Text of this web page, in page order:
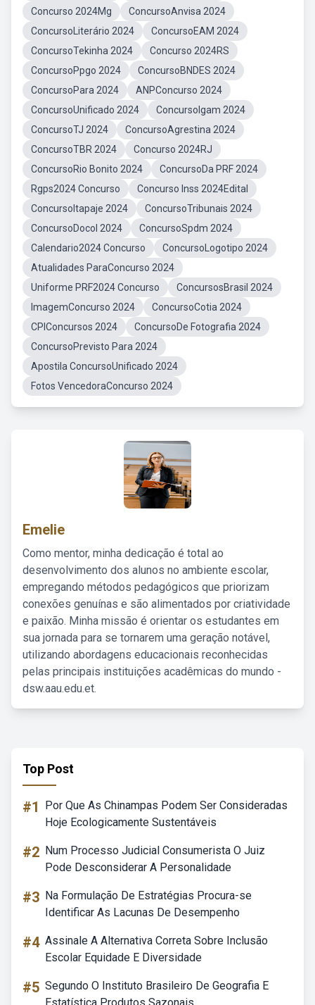
Concurso 2024Mg
ConcursoAnvisa 2024
ConcursoLiterário 2024
ConcursoEAM 2024
ConcursoTekinha 2024
Concurso 2024RS
ConcursoPpgo 2024
ConcursoBNDES 2024
ConcursoPara 2024
ANPConcurso 2024
ConcursoUnificado 2024
ConcursoIgam 2024
ConcursoTJ 2024
ConcursoAgrestina 2024
ConcursoTBR 2024
Concurso 2024RJ
ConcursoRio Bonito 2024
ConcursoDa PRF 2024
Rgps2024 Concurso
Concurso Inss 2024Edital
ConcursoItapaje 2024
ConcursoTribunais 2024
ConcursoDocol 2024
ConcursoSpdm 2024
Calendario2024 Concurso
ConcursoLogotipo 2024
Atualidades ParaConcurso 2024
Uniforme PRF2024 Concurso
ConcursosBrasil 2024
ImagemConcurso 2024
ConcursoCotia 2024
CPIConcursos 2024
ConcursoDe Fotografia 2024
ConcursoPrevisto Para 2024
Apostila ConcursoUnificado 2024
Fotos VencedoraConcurso 2024
Emelie
Como mentor, minha dedicação é total ao
desenvolvimento dos alunos no ambiente escolar,
empregando métodos pedagógicos que priorizam
conexões genuínas e são alimentados por criatividade
e paixão. Minha missão é orientar os estudantes em
sua jornada para se tornarem uma geração notável,
utilizando abordagens educacionais reconhecidas
pelas principais instituições acadêmicas do mundo -
dsw.aau.edu.et.
Top Post
#1
Por Que As Chinampas Podem Ser Consideradas
Hoje Ecologicamente Sustentáveis
#2 Num Processo Judicial Consumerista O Juiz
Pode Desconsiderar A Personalidade
#3 Na Formulação De Estratégias Procura-se
Identificar As Lacunas De Desempenho
#4 Assinale A Alternativa Correta Sobre Inclusão
Escolar Equidade E Diversidade
#5 Segundo O Instituto Brasileiro De Geografia E